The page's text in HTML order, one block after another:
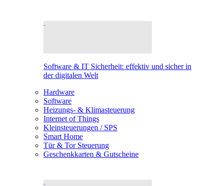
Software & IT Sicherheit: effektiv und sicher in
der digitalen Welt
Hardware
Software
Heizungs- & Klimasteuerung
Internet of Things
Kleinsteuerungen / SPS
Smart Home
Tür & Tor Steuerung
Geschenkkarten & Gutscheine